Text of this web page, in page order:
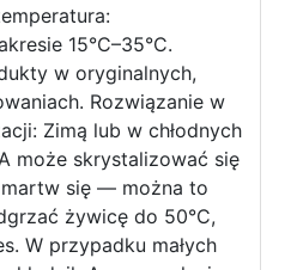
15°C–35°C.
w oryginalnych,
Rozwiązanie w
Zimą lub w chłodnych
może skrystalizować się
się — można to
żywicę do 50°C,
W przypadku małych